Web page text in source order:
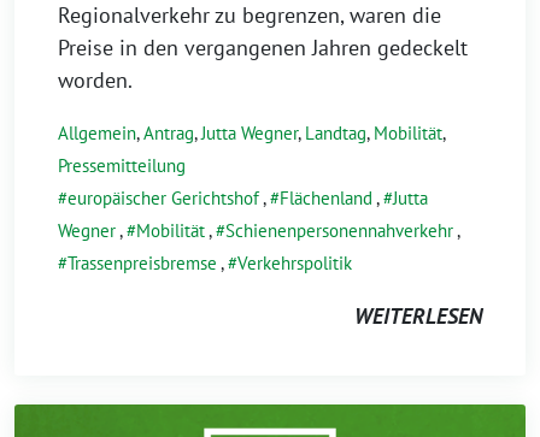
Regionalverkehr zu begrenzen, waren die
Preise in den vergangenen Jahren gedeckelt
worden.
Allgemein,Antrag,Jutta Wegner, Landtag, Mobilität,
Pressemitteilung
europäischer Gerichtshof, Flächenland , Jutta
Wegner, Mobilität, Schienenpersonennahverkehr,
Trassenpreisbremse , Verkehrspolitik
WEITERLESEN